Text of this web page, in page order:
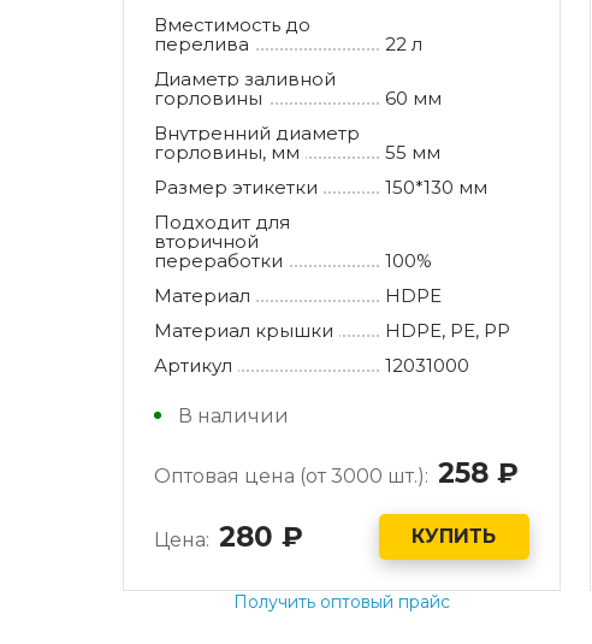
Вместимость до
перелива
22 л
Диаметр заливной
горловины
60 мм
Внутренний диаметр
горловины, мм
55 мм
Размер этикетки
150*130 мм
Подходит для
вторичной
переработки
100%
Материал
HDPE
Материал крышки
HDPE, РE, РР
Артикул
12031000
В наличии
Оптовая цена (от 3000 шт.): 258
Цена: 280 КУПИТЬ
Получить оптовый прайс